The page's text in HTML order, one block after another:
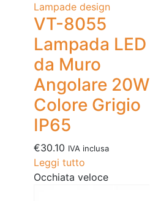
Lampade design
VT-8055
Lampada LED
da Muro
Angolare 20W
Colore Grigio
IP65
€30.10 IVA inclusa
Leggi tutto
Occhiata veloce